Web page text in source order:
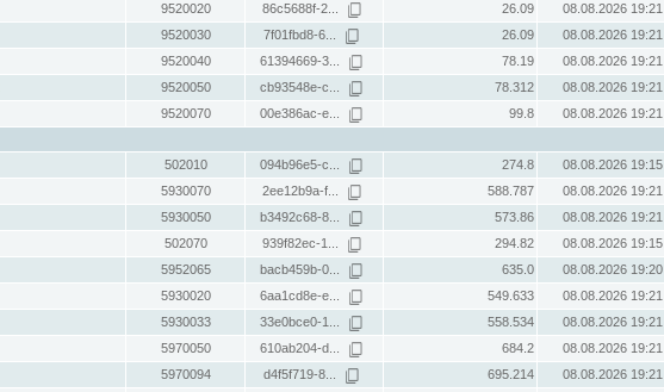
9520020 86c5688f-2... 26.09
08.08.2026 19:21
9520030 7f01fbd8-6... 26.09
08.08.2026 19:21
9520040 61394669-3... 78.19
08.08.2026 19:21
9520050 cb93548e-c... 78.312
08.08.2026 19:21
9520070 00e386ac-e... 99.8
08.08.2026 19:21
502010 094b96e5-c... 274.8
08.08.2026 19:15
5930070 2ee12b9a-f... 588.787
08.08.2026 19:21
5930050 b3492c68-8... 573.86
08.08.2026 19:21
502070 939f82ec-1... 294.82
08.08.2026 19:15
5952065 bacb459b-0... 635.0
08.08.2026 19:20
5930020 6aa1cd8e-e... 549.633
08.08.2026 19:21
5930033 33e0bce0-1... 558.534
08.08.2026 19:21
5970050 610ab204-d... 684.2
08.08.2026 19:21
5970094 d4f5f719-8... 695.214
08.08.2026 19:21